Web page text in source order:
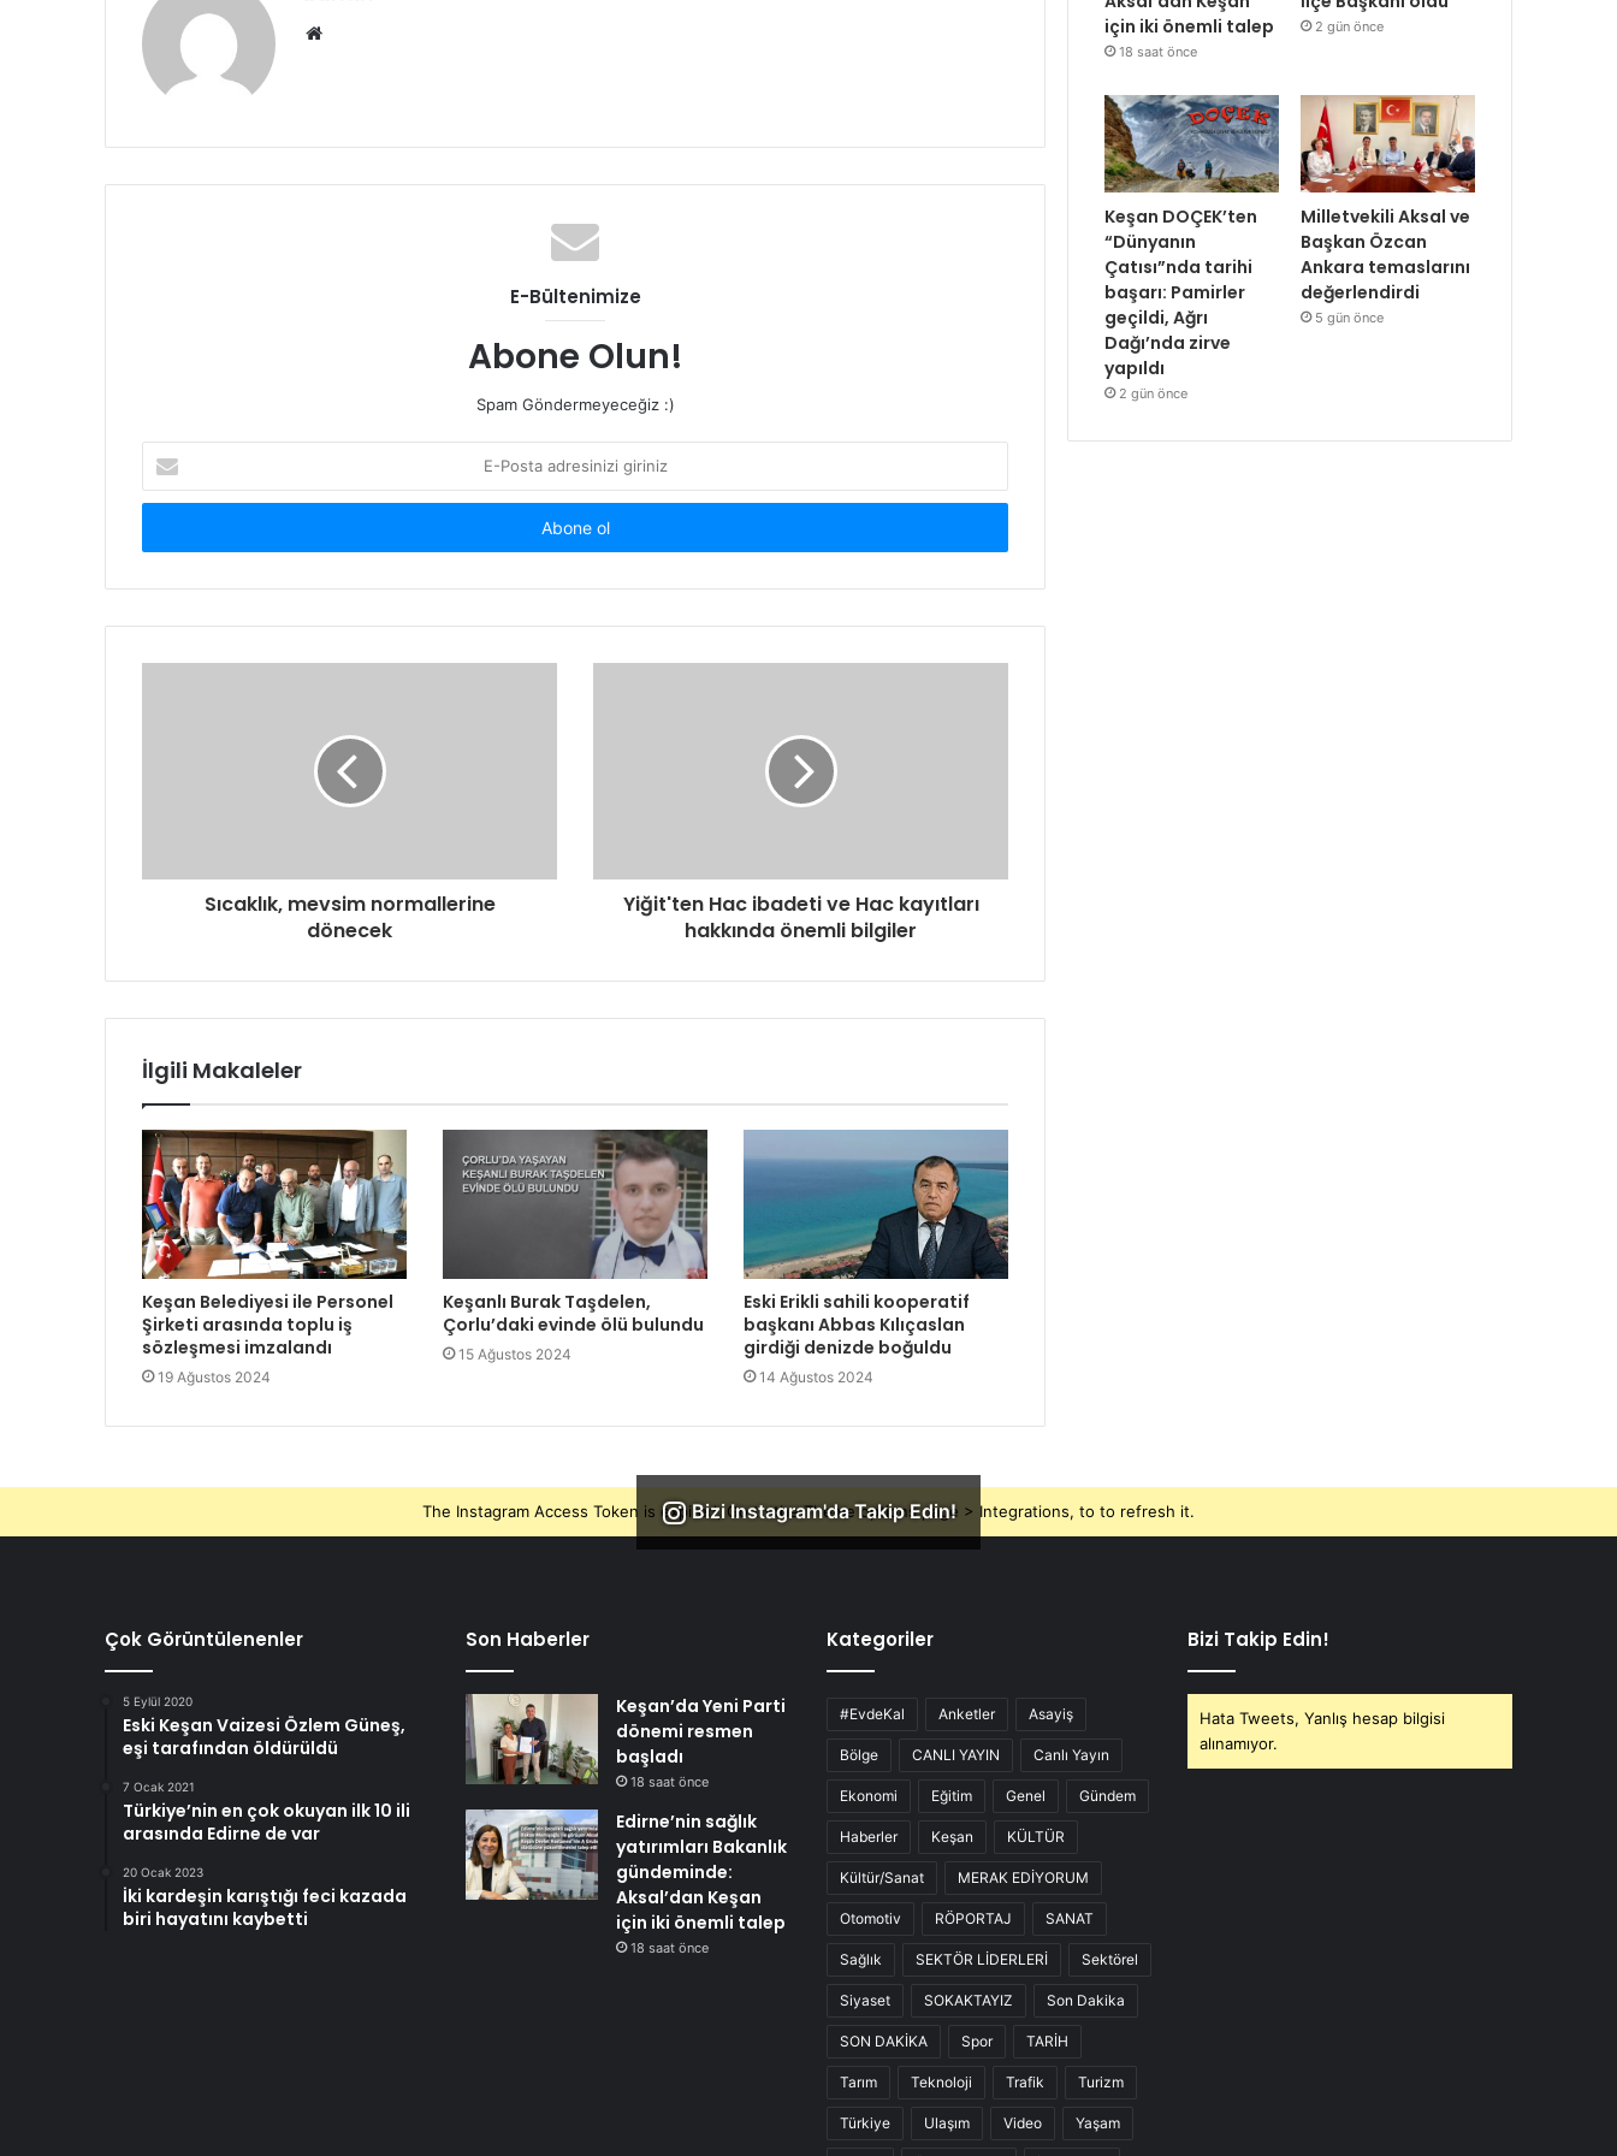
Web
E-Bültenimize
Abone Olun!
Spam Göndermeyeceğiz :)
Posta
adresinizi
Sıcaklık, mevsim normallerine
dönecek
Yiğit'ten Hac ibadeti ve Hac kayıtları
hakkında önemli bilgiler
İlgili Makaleler
Keşan Belediyesi ile Personel
Şirketi arasında toplu iş
sözleşmesi imzalandı
19 Ağustos 2024
Keşanlı Burak Taşdelen,
Çorlu’daki evinde ölü bulundu
15 Ağustos 2024
Eski Erikli sahili kooperatif
başkanı Abbas Kılıçaslan
girdiği denizde boğuldu
14 Ağustos 2024
için iki önemli talep
18 saat önce
2 gün önce
Keşan DOÇEK’ten
“Dünyanın
Çatısı”nda tarihi
başarı: Pamirler
geçildi, Ağrı
Dağı’nda zirve
yapıldı
2 gün önce
Milletvekili Aksal ve
Başkan Özcan
Ankara temaslarını
değerlendirdi
5 gün önce
Bizi Instagram'da Takip Edin!
The Instagram Access Token is expired, Go to the Theme options page > Integrations, to to refresh it.
Çok Görüntülenenler
5 Eylül 2020
Eski Keşan Vaizesi Özlem Güneş,
eşi tarafından öldürüldü
7 Ocak 2021
Türkiye’nin en çok okuyan ilk 10 ili
arasında Edirne de var
20 Ocak 2023
İki kardeşin karıştığı feci kazada
biri hayatını kaybetti
Son Haberler
Keşan’da Yeni Parti
dönemi resmen
başladı
18 saat önce
Edirne’nin sağlık
yatırımları Bakanlık
gündeminde:
Aksal’dan Keşan
için iki önemli talep
18 saat önce
Kategoriler
#EvdeKal Anketler Asayiş
Bölge CANLI YAYIN Canlı Yayın
Ekonomi Eğitim Genel Gündem
Haberler Keşan KÜLTÜR
Kültür/Sanat MERAK EDİYORUM
Otomotiv RÖPORTAJ SANAT
Sağlık SEKTÖR LİDERLERİ Sektörel
Siyaset SOKAKTAYIZ Son Dakika
SON DAKİKA Spor TARİH
Tarım Teknoloji Trafik Turizm
Türkiye Ulaşım Video Yaşam
Bizi Takip Edin!
Hata Tweets, Yanlış hesap bilgisi
alınamıyor.